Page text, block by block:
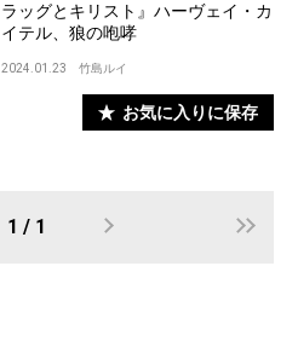
ラッグとキリスト』ハーヴェイ・カ
イテル、狼の咆哮
2024.01.23 竹島ルイ
お気に入りに保存
1 / 1